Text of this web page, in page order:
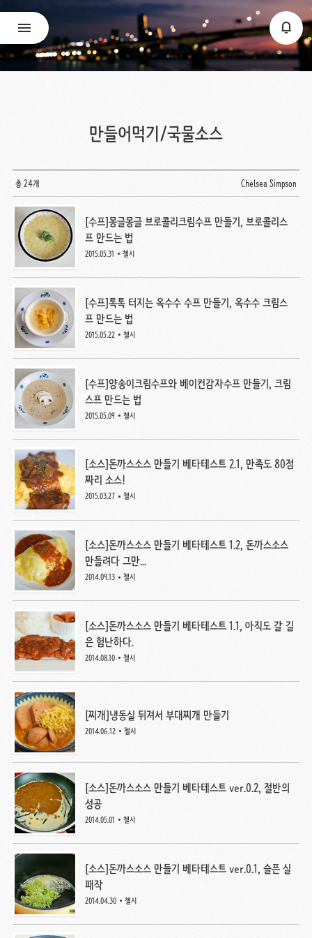
만들어먹기/국물소스
총 24개 Chelsea Simpson
[수프]몽글몽글 브로콜리크림수프 만들기, 브로콜리스
프 만드는 법
2015.05.31 첼시
[수프]톡톡 터지는 옥수수 수프 만들기, 옥수수 크림스
프 만드는 법
2015.05.22 첼시
[수프]양송이크림수프와 베이컨감자수프 만들기, 크림
스프 만드는 법
2015.05.09 첼시
[소스]돈까스소스 만들기 베타테스트 2.1, 만족도 80점
짜리 소스!
2015.03.27 첼시
[소스]돈까스소스 만들기 베타테스트 1.2, 돈까스소스
만들려다 그만...
2014.09.13 첼시
[소스]돈까스소스 만들기 베타테스트 1.1, 아직도 갈 길
은 험난하다.
2014.08.10 첼시
[찌개]냉동실 뒤져서 부대찌개 만들기
2014.06.12 첼시
[소스]돈까스소스 만들기 베타테스트 ver.0.2, 절반의
성공
2014.05.01 첼시
[소스]돈까스소스 만들기 베타테스트 ver.0.1, 슬픈 실
패작
2014.04.30 첼시